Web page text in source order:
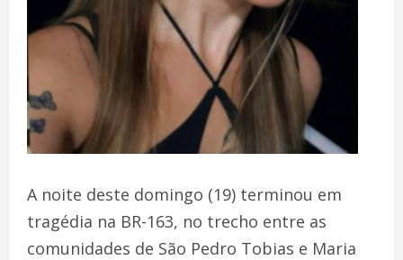
A noite deste domingo (19) terminou em
tragédia na BR-163, no trecho entre as
comunidades de São Pedro Tobias e Maria